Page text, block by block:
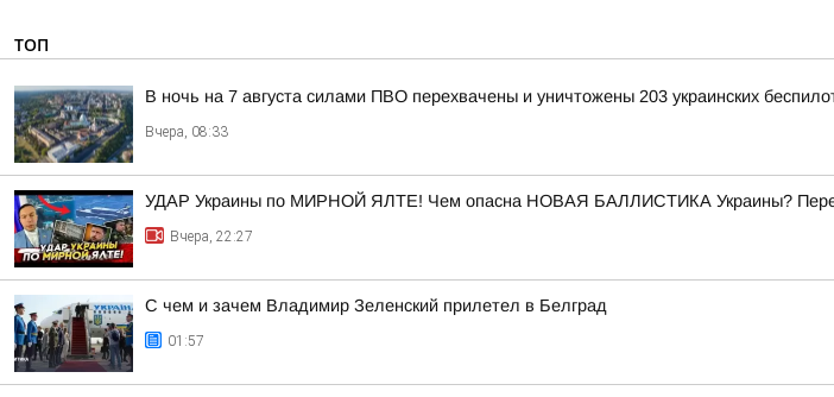
ТОП
В ночь на 7 августа силами ПВО перехвачены и уничтожены 203 украинских
Вчера, 08:33
УДАР Украины по МИРНОЙ ЯЛТЕ! Чем опасна НОВАЯ БАЛЛИСТИКА Украины?
Вчера, 22:27
С чем и зачем Владимир Зеленский прилетел в Белград
01:57